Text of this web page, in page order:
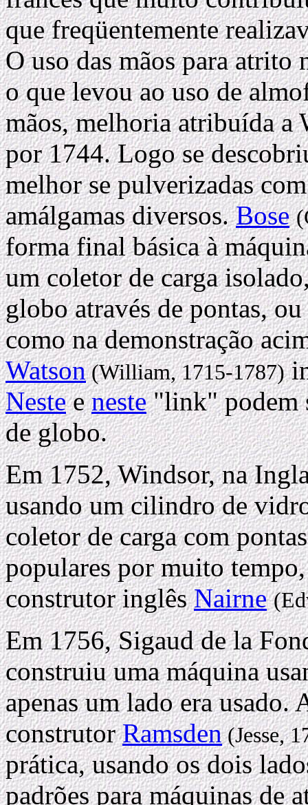
que freqüentemente
O uso das mãos para
o que levou ao uso de
mãos, melhoria atribuída
por 1744. Logo se
melhor se pulverizadas
amálgamas diversos.Bose
forma final básica à
um coletor de carga
globo através de pontas,
como na demonstração
Watson(William, 1715-1787)
Nesteeneste"link" podem
de globo.
Em 1752, Windsor, na
usando um cilindro de
coletor de carga com
populares por muito
construtor inglêsNairne
Em 1756, Sigaud de la
construiu uma máquina
apenas um lado era
construtorRamsden(Jesse,
prática, usando os dois
padrões para máquinas de